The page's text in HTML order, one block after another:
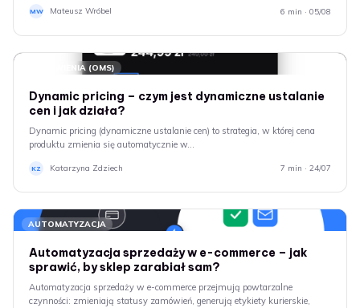
MW Mateusz Wróbel 6 min · 05/08
ZAMÓWIENIA (OMS)
Dynamic pricing – czym jest dynamiczne ustalanie
cen i jak działa?
Dynamic pricing (dynamiczne ustalanie cen) to strategia, w której cena
produktu zmienia się automatycznie w…
KZ Katarzyna Zdziech 7 min · 24/07
AUTOMATYZACJA
Automatyzacja sprzedaży w e-commerce – jak
sprawić, by sklep zarabiał sam?
Automatyzacja sprzedaży w e-commerce przejmują powtarzalne
czynności: zmieniają statusy zamówień, generują etykiety kurierskie,